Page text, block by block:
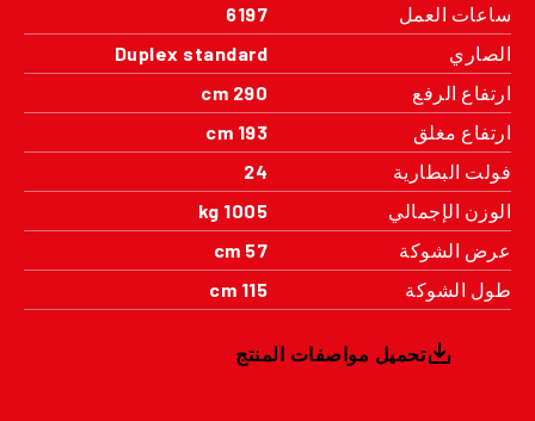
ساعات العمل
6197
الصاري
Duplex standard
ارتفاع الرفع
290 cm
ارتفاع مغلق
193 cm
فولت البطارية
24
الوزن الإجمالي
1005 kg
عرض الشوكة
57 cm
طول الشوكة
115 cm
تحميل مواصفات المنتج